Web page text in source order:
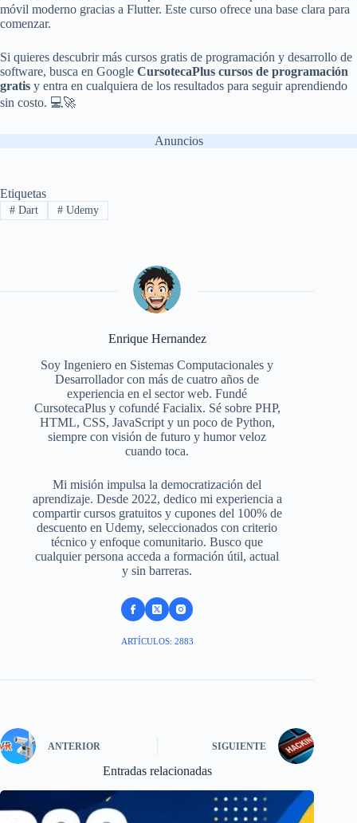
móvil moderno gracias a Flutter. Este curso ofrece una base clara para
comenzar.
Si quieres descubrir más cursos gratis de programación y desarrollo de
software, busca en Google CursotecaPlus cursos de programación
gratis y entra en cualquiera de los resultados para seguir aprendiendo
sin costo. 💻🚀
Anuncios
Etiquetas
#Dart #Udemy
Enrique Hernandez
Soy Ingeniero en Sistemas Computacionales y
Desarrollador con más de cuatro años de
experiencia en el sector web. Fundé
CursotecaPlus y cofundé Facialix. Sé sobre PHP,
HTML, CSS, JavaScript y un poco de Python,
siempre con visión de futuro y humor veloz
cuando toca.
Mi misión impulsa la democratización del
aprendizaje. Desde 2022, dedico mi experiencia a
compartir cursos gratuitos y cupones del 100% de
descuento en Udemy, seleccionados con criterio
técnico y enfoque comunitario. Busco que
cualquier persona acceda a formación útil, actual
y sin barreras.
ARTÍCULOS: 2883
ANTERIOR SIGUIENTE
Entradas relacionadas